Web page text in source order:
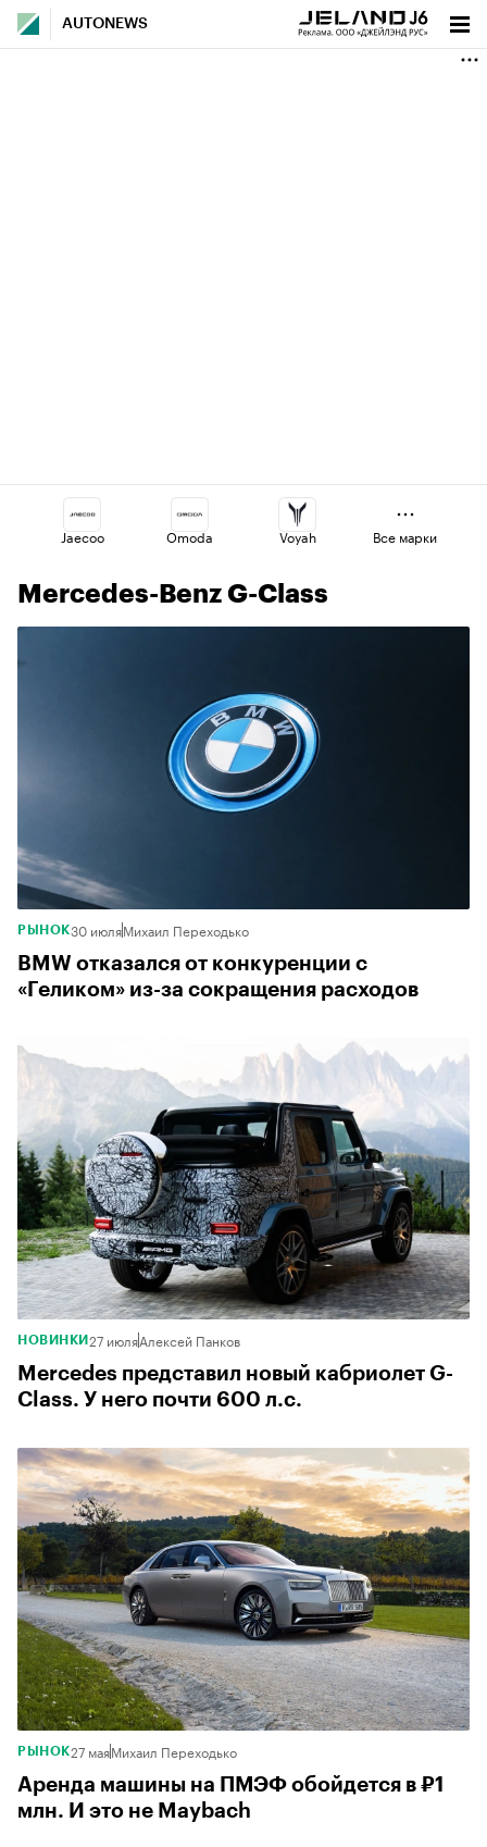
AUTONEWS
Jaecoo Omoda Voyah Все марки
Mercedes-Benz G-Class
РЫНОК30 июляМихаил Переходько
BMW отказался от конкуренции с
«Геликом» из-за сокращения расходов
НОВИНКИ 27 июляАлексей Панков
Mercedes представил новый кабриолет G-
Class. У него почти 600 л.с.
РЫНОК27 маяМихаил Переходько
Аренда машины на ПМЭФ обойдется в ₽1
млн. И это не Maybach